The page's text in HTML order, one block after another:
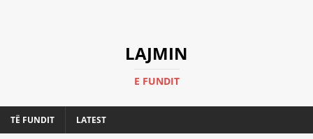
LAJMIN
E FUNDIT
TË FUNDIT LATEST